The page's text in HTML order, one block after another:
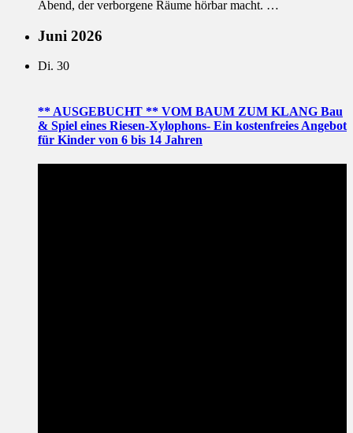
Abend, der verborgene Räume hörbar macht. …
Juni 2026
Di. 30
** AUSGEBUCHT ** VOM BAUM ZUM KLANG Bau
& Spiel eines Riesen-Xylophons- Ein kostenfreies Angebot
für Kinder von 6 bis 14 Jahren